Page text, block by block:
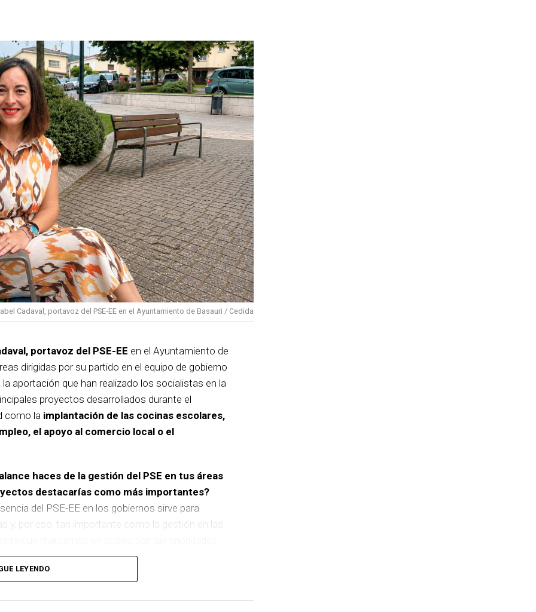
Cadaval, portavoz del PSE-EE en el Ayuntamiento de Basauri / Cedida
portavoz del PSE-EE en el Ayuntamiento de
dirigidas por su partido en el equipo de gobierno
aportación que han realizado los socialistas en la
proyectos desarrollados durante el
como la implantación de las cocinas escolares,
el apoyo al comercio local o el
haces de la gestión del PSE en tus áreas
destacarías como más importantes?
del PSE-EE en los gobiernos sirve para
y, por eso, tan importante como la gestión en las
cinco ascensores para garantizar la accesibilidad
que transformará la movilidad y la accesibilidad de
LEYENDO